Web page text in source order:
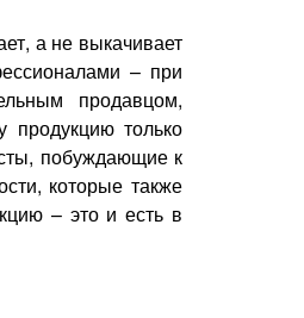
а не выкачивает
– при
продавцом,
продукцию только
побуждающие к
которые также
– это и есть в